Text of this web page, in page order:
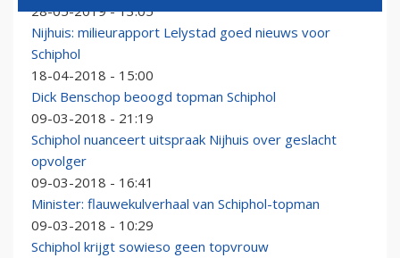
28-05-2019 - 13:05
Nijhuis: milieurapport Lelystad goed nieuws voor
Schiphol
18-04-2018 - 15:00
Dick Benschop beoogd topman Schiphol
09-03-2018 - 21:19
Schiphol nuanceert uitspraak Nijhuis over geslacht
opvolger
09-03-2018 - 16:41
Minister: flauwekulverhaal van Schiphol-topman
09-03-2018 - 10:29
Schiphol krijgt sowieso geen topvrouw